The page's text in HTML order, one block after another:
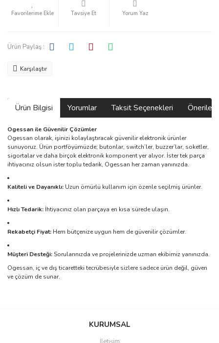
Tavsiye Et Yorum Yaz
Ürün Paylaş :
Karşılaştır
Ürün Bilgisi Yorumlar Taksit Seçenekleri
Ogessan ile Güvenilir Çözümler
Ogessan olarak, işinizi kolaylaştıracak güvenilir elektronik ürünler
sunuyoruz. Ürün portföyümüzde; butonlar, switch’ler, buzzer’lar, soketler,
sigortalar ve daha birçok elektronik komponent yer alıyor. İster tek parça
ihtiyacınız olsun ister toplu tedarik, Ogessan her zaman yanınızda.
Kaliteli ve Dayanıklı: Uzun ömürlü kullanım için özenle seçilmiş ürünler.
Hızlı Tedarik: İhtiyacınız olan parçaya en kısa sürede ulaşın.
Rekabetçi Fiyat: Hem bütçenize uygun hem de güvenilir çözümler.
Müşteri Desteği:Sorularınızda ve projelerinizde uzman ekibimiz yanınızda.
Ogessan, iç ve dış ticaretteki tecrübesiyle sizlere sadece ürün değil, güven
ve çözüm de sunar.
Bu ürüne ilk yorumu siz yapın!
KURUMSAL